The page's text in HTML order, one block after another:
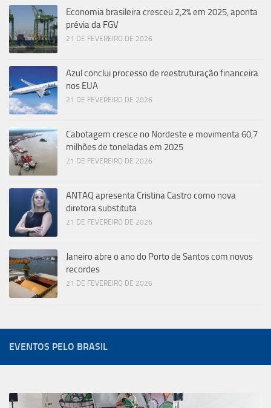
Economia brasileira cresceu 2,2% em 2025, aponta
prévia da FGV
21 DE FEVEREIRO DE 2026
Azul conclui processo de reestruturação financeira
nos EUA
21 DE FEVEREIRO DE 2026
Cabotagem cresce no Nordeste e movimenta 60,7
milhões de toneladas em 2025
21 DE FEVEREIRO DE 2026
ANTAQ apresenta Cristina Castro como nova
diretora substituta
21 DE FEVEREIRO DE 2026
Janeiro abre o ano do Porto de Santos com novos
recordes
21 DE FEVEREIRO DE 2026
EVENTOS PELO BRASIL